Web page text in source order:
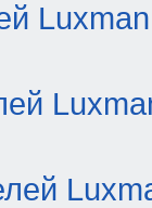
Luxman